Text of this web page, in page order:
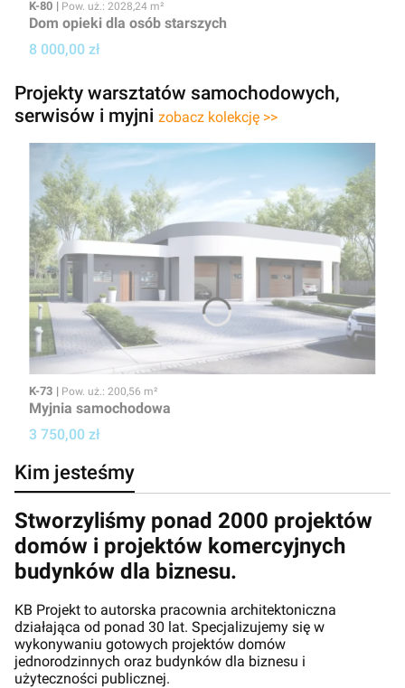
K-80 Pow. uż.: 2028,24 m²
Dom opieki dla osób starszych
Cena projektu
8 000,00 zł
Projekty warsztatów samochodowych,
serwisów i myjni zobacz kolekcję >>
Kod
K-73 Powierzchnia użytkowa
Pow. uż.: 200,56 m²
Myjnia samochodowa
Cena projektu
3 750,00 zł
Kim jesteśmy
Stworzyliśmy ponad 2000 projektów
domów i projektów komercyjnych
budynków dla biznesu.
KB Projekt to autorska pracownia architektoniczna
działająca od ponad 30 lat. Specjalizujemy się w
wykonywaniu gotowych projektów domów
jednorodzinnych oraz budynków dla biznesu i
użyteczności publicznej.